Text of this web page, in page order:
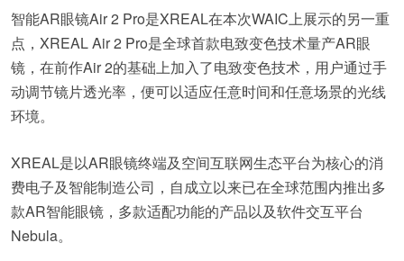
智能AR眼镜Air 2 Pro是XREAL在本次WAIC上展示的另一重
点，XREAL Air 2 Pro是全球首款电致变色技术量产AR眼
镜，在前作Air 2的基础上加入了电致变色技术，用户通过手
动调节镜片透光率，便可以适应任意时间和任意场景的光线
环境。
XREAL是以AR眼镜终端及空间互联网生态平台为核心的消
费电子及智能制造公司，自成立以来已在全球范围内推出多
款AR智能眼镜，多款适配功能的产品以及软件交互平台
Nebula。